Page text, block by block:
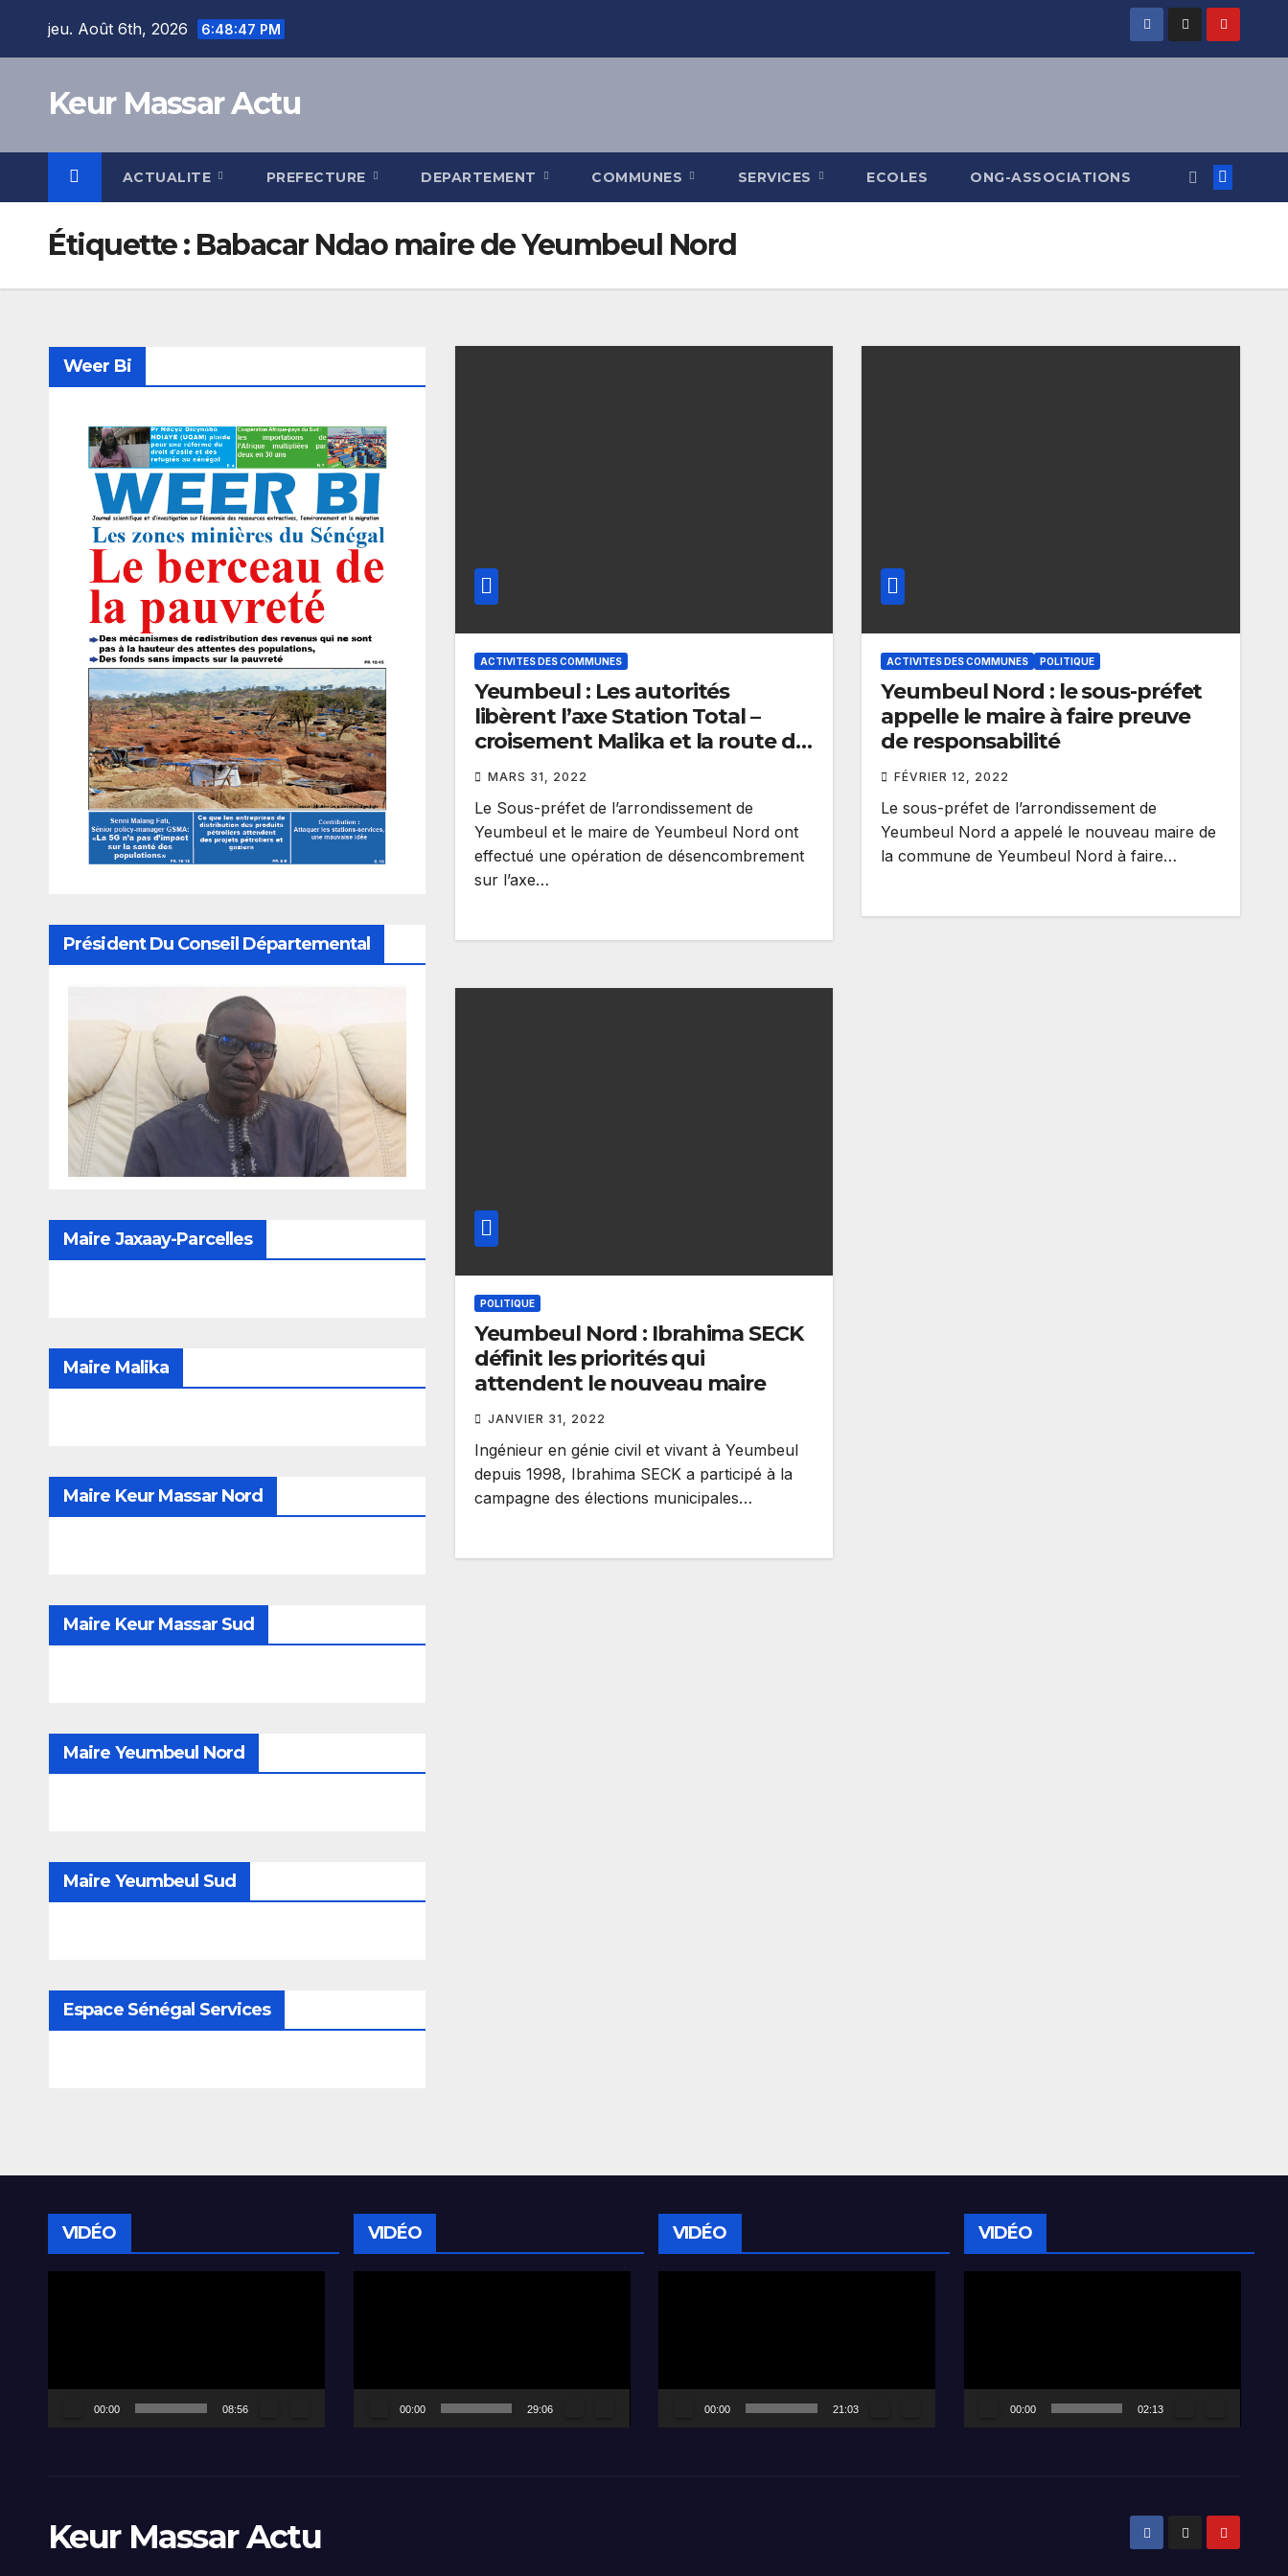
jeu. Août 6th, 2026 6:48:47 PM
Keur Massar Actu
ACTUALITE PREFECTURE DEPARTEMENT COMMUNES SERVICES ECOLES ONG-ASSOCIATIONS
Étiquette : Babacar Ndao maire de Yeumbeul Nord
Weer Bi
Président Du Conseil Départemental
Maire Jaxaay-Parcelles
Maire Malika
Maire Keur Massar Nord
Maire Keur Massar Sud
Maire Yeumbeul Nord
Maire Yeumbeul Sud
Espace Sénégal Services
ACTIVITES DES COMMUNES
Yeumbeul : Les autorités
libèrent l’axe Station Total –
croisement Malika et la route de
la Marine
MARS 31, 2022
Le Sous-préfet de l’arrondissement de
Yeumbeul et le maire de Yeumbeul Nord ont
effectué une opération de désencombrement
sur l’axe…
ACTIVITES DES COMMUNES POLITIQUE
Yeumbeul Nord : le sous-préfet
appelle le maire à faire preuve
de responsabilité
FÉVRIER 12, 2022
Le sous-préfet de l’arrondissement de
Yeumbeul Nord a appelé le nouveau maire de
la commune de Yeumbeul Nord à faire…
POLITIQUE
Yeumbeul Nord : Ibrahima SECK
définit les priorités qui
attendent le nouveau maire
JANVIER 31, 2022
Ingénieur en génie civil et vivant à Yeumbeul
depuis 1998, Ibrahima SECK a participé à la
campagne des élections municipales…
VIDÉO
00:00 08:56
VIDÉO
00:00 29:06
VIDÉO
00:00 21:03
VIDÉO
00:00 02:13
Keur Massar Actu